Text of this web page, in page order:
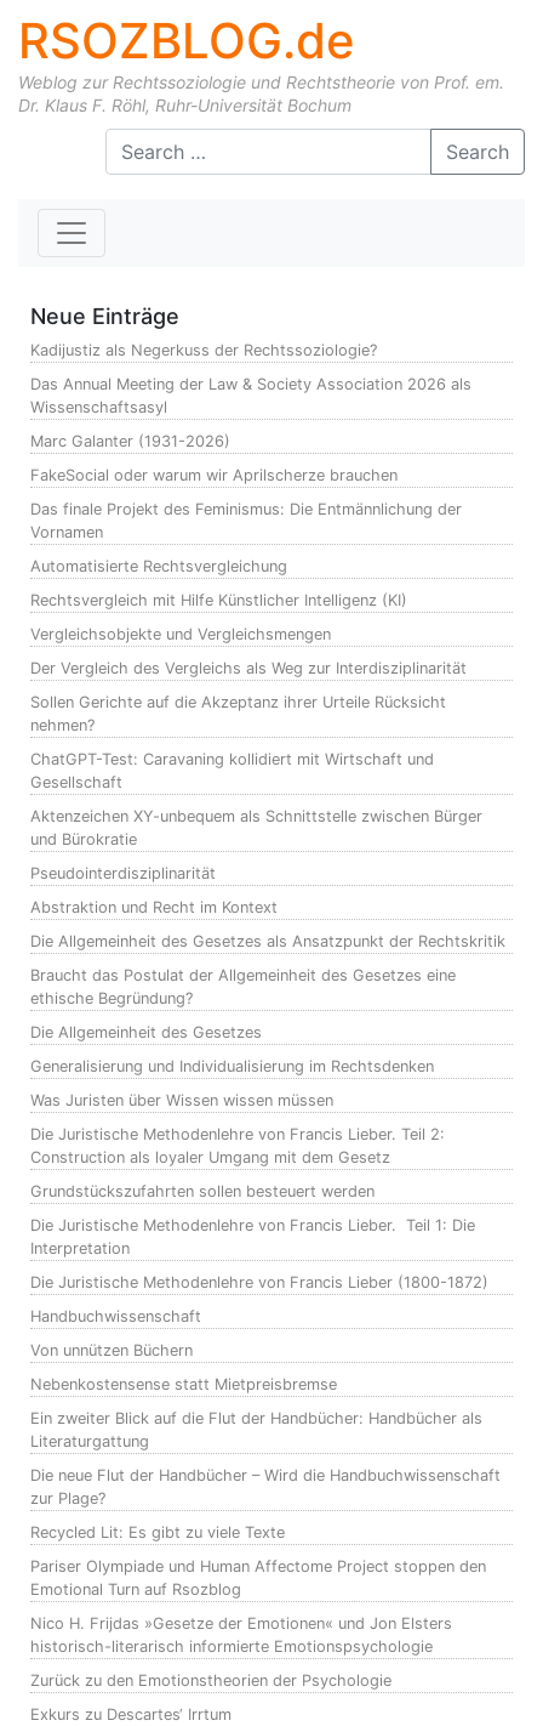
RSOZBLOG.de
Weblog zur Rechtssoziologie und Rechtstheorie von Prof. em.
Dr. Klaus F. Röhl, Ruhr-Universität Bochum
Skip to content Search
Neue Einträge
Kadijustiz als Negerkuss der Rechtssoziologie?
Das Annual Meeting der Law & Society Association 2026 als
Wissenschaftsasyl
Marc Galanter (1931-2026)
FakeSocial oder warum wir Aprilscherze brauchen
Das finale Projekt des Feminismus: Die Entmännlichung der
Vornamen
Automatisierte Rechtsvergleichung
Rechtsvergleich mit Hilfe Künstlicher Intelligenz (KI)
Vergleichsobjekte und Vergleichsmengen
Der Vergleich des Vergleichs als Weg zur Interdisziplinarität
Sollen Gerichte auf die Akzeptanz ihrer Urteile Rücksicht
nehmen?
ChatGPT-Test: Caravaning kollidiert mit Wirtschaft und
Gesellschaft
Aktenzeichen XY-unbequem als Schnittstelle zwischen Bürger
und Bürokratie
Pseudointerdisziplinarität
Abstraktion und Recht im Kontext
Die Allgemeinheit des Gesetzes als Ansatzpunkt der Rechtskritik
Braucht das Postulat der Allgemeinheit des Gesetzes eine
ethische Begründung?
Die Allgemeinheit des Gesetzes
Generalisierung und Individualisierung im Rechtsdenken
Was Juristen über Wissen wissen müssen
Die Juristische Methodenlehre von Francis Lieber. Teil 2:
Construction als loyaler Umgang mit dem Gesetz
Grundstückszufahrten sollen besteuert werden
Die Juristische Methodenlehre von Francis Lieber. Teil 1: Die
Interpretation
Die Juristische Methodenlehre von Francis Lieber (1800-1872)
Handbuchwissenschaft
Von unnützen Büchern
Nebenkostensense statt Mietpreisbremse
Ein zweiter Blick auf die Flut der Handbücher: Handbücher als
Literaturgattung
Die neue Flut der Handbücher – Wird die Handbuchwissenschaft
zur Plage?
Recycled Lit: Es gibt zu viele Texte
Pariser Olympiade und Human Affectome Project stoppen den
Emotional Turn auf Rsozblog
Nico H. Frijdas »Gesetze der Emotionen« und Jon Elsters
historisch-literarisch informierte Emotionspsychologie
Zurück zu den Emotionstheorien der Psychologie
Exkurs zu Descartes‘ Irrtum